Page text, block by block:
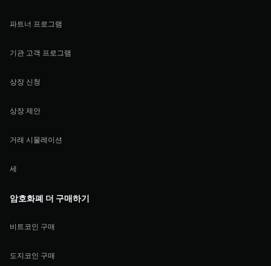
파트너 프로그램
기관 고객 프로그램
상장 신청
상장 제안
거래 시물레이션
세
암호화폐 더 구매하기
비트코인 구매
도지코인 구매